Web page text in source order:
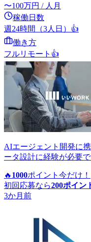
〜100万円 / 人月
稼働日数
週24時間（3人日） 👍
働き方
フルリモート 👍
AIエージェント開発に
ータ設計に経験が必要で
🔥 1000ポイント 今だけ！
初回応募なら200ポイン
3か月前